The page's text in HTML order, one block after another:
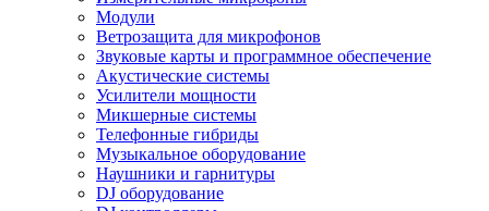
Модули
Ветрозащита для микрофонов
Звуковые карты и программное обеспечение
Акустические системы
Усилители мощности
Микшерные системы
Телефонные гибриды
Музыкальное оборудование
Наушники и гарнитуры
DJ оборудование